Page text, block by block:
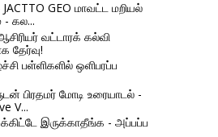
GEO மாவட்ட மறியல்
- கல...
வட்டாரக் கல்வி
தேர்வு!
பள்ளிகளில் ஒளிபரப்ப
பிரதமர் மோடி உரையாடல் -
V...
இருக்காதீங்க - அப்பப்ப